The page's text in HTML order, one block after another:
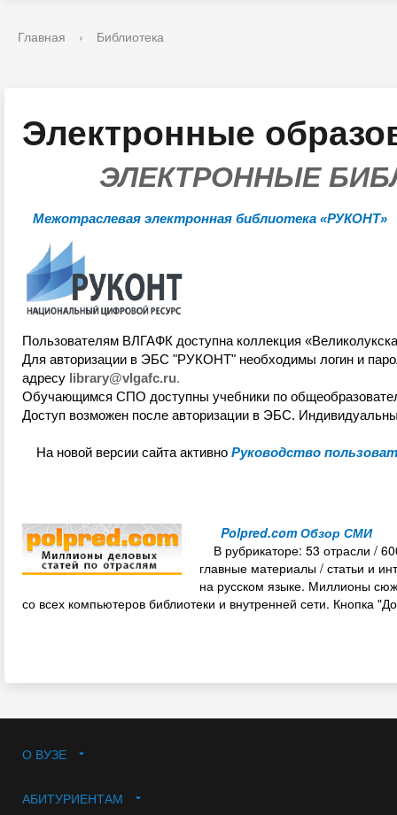
Главная › Библиотека
Электронные
ЭЛЕКТРОННЫЕ
Межотраслевая электронная библиотека «РУКОНТ»
Пользователям ВЛГАФК доступна коллекция
Для авторизации в ЭБС "РУКОНТ" необходимы логин и
адресу library@vlgafc.ru.
Обучающимся СПО доступны учебники по
Доступ возможен после авторизации в ЭБС.
На новой версии сайта активно Руководство
Polpred.com Обзор СМИ
В рубрикаторе: 53 отрасли /
главные материалы / статьи и
на русском языке. Миллионы
со всех компьютеров библиотеки и внутренней сети. Кнопка "
О ВУЗЕ
АБИТУРИЕНТАМ